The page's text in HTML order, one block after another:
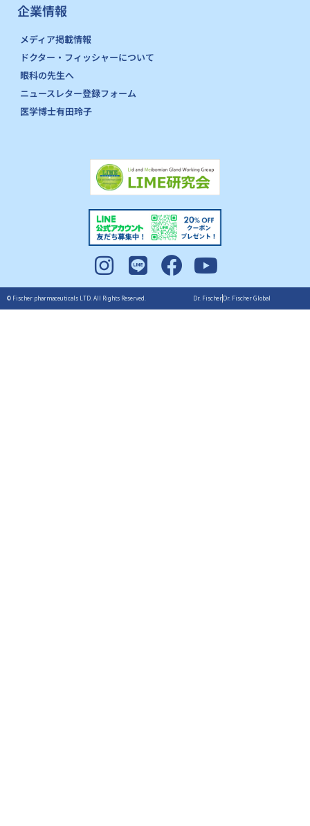
企業情報
メディア掲載情報
ドクター・フィッシャーについて
眼科の先生へ
ニュースレター登録フォーム
医学博士有田玲子
© Fischer pharmaceuticals LTD. All Rights Reserved. Dr. Fischer Dr. Fischer Global